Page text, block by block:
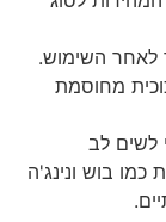
לאחר השימוש.
מחוסמת
לשים לב
כמו בוש ונינג'ה